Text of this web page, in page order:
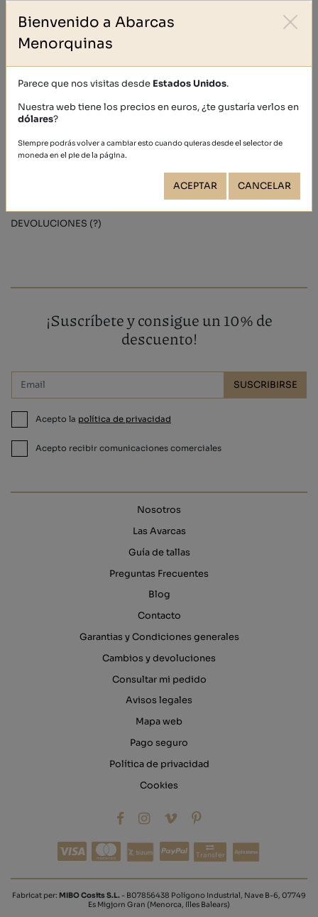
Portes Gratuitos España
Abarca de charol combinada con piel.
combinando a la perfección con el diseño de la pala de charol.
con piel vaqueta natural.
DEVOLUCIONES (?)
¡Suscríbete y consigue un 10% de
descuento!
SUSCRIBIRSE
Acepto la política de privacidad
Acepto recibir comunicaciones comerciales
Nosotros
Las Avarcas
Guía de tallas
Preguntas Frecuentes
Blog
Contacto
Garantias y Condiciones generales
Cambios y devoluciones
Consultar mi pedido
Avisos legales
Mapa web
Pago seguro
Política de privacidad
Cookies
Transfer
Fabricat per: MIBO Cosits S.L. - B07856438 Polígono Industrial, Nave B-6, 07749
Es Migjorn Gran (Menorca, Illes Balears)
Bienvenido a Abarcas
Menorquinas
Parece que nos visitas desde Estados Unidos.
Nuestra web tiene los precios en euros, ¿te gustaría verlos en
dólares?
Siempre podrás volver a cambiar esto cuando quieras desde el selector de
moneda en el pie de la página.
ACEPTAR CANCELAR